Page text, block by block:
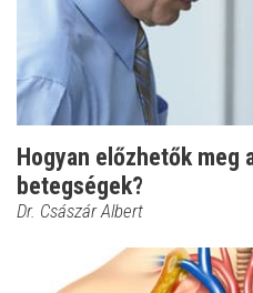
Hogyan előzhetők meg
betegségek?
Dr. Császár Albert